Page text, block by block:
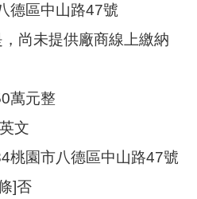
德區中山路47號
尚未提供廠商線上繳納
萬元整
文
桃園市八德區中山路47號
]否